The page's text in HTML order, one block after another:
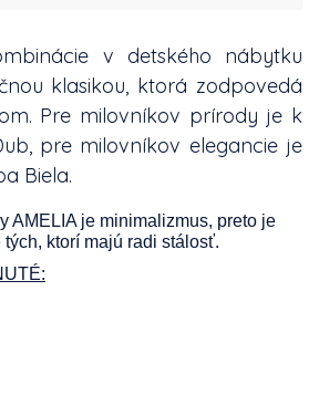
v detského nábytku
klasikou, ktorá zodpovedá
Pre milovníkov prírody je k
pre milovníkov elegancie je
Biela.
AMELIA je minimalizmus, preto je
ktorí majú radi stálosť.